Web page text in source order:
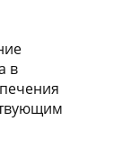
в